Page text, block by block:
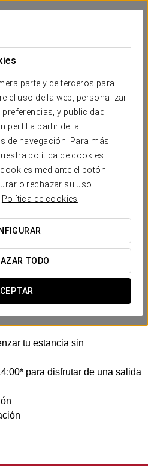
parte y de terceros para
el uso de la web, personalizar
y publicidad
perfil a partir de la
de navegación. Para más
política de cookies.
mediante el botón
o rechazar su uso
Política de cookies
TODO
para adaptarse a tu
esta experiencia confort
comodidad. Sin prisas, sin
tu estancia sin
para disfrutar de una salida